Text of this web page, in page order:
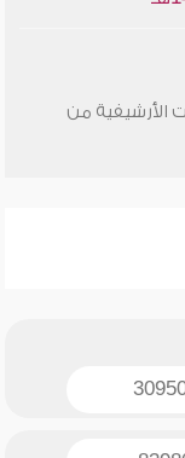
الأرشيفية من